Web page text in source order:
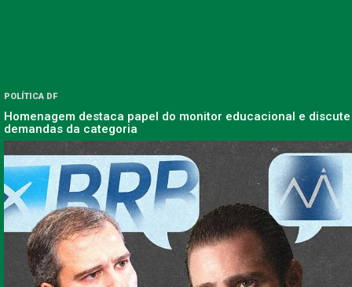
POLÍTICA DF
Homenagem destaca papel do monitor educacional e discute
demandas da categoria